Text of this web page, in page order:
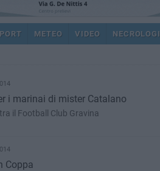
METEO VIDEO NECROLOGI
i marinai di mister Catalano
il Football Club Gravina
Coppa